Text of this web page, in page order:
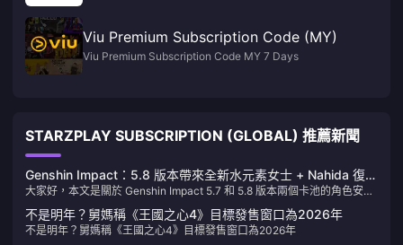
Viu Premium Subscription Code (MY)
Viu Premium Subscription Code MY 7 Days
STARZPLAY SUBSCRIPTION (GLOBAL) 推薦新聞
Genshin Impact：5.8 版本帶來全新水元素女士 + Nahida 復
刻，Sumeru 混合卡池即將登場！Childe 傳說任務第二幕即將
開放！
大家好，本文是關於 Genshin Impact 5.7 和 5.8 版本兩個卡池的角色安
排，快來看看吧！
不是明年？舅媽稱《王國之心4》目標發售窗口為2026年
不是明年？舅媽稱《王國之心4》目標發售窗口為2026年